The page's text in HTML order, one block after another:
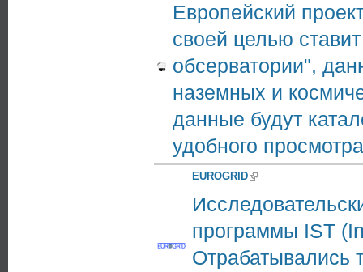
Европейский
своей целью
обсерватории",
наземных и
данные будут
удобного
EUROGRID(link is external)
программы IST
Отрабатывались